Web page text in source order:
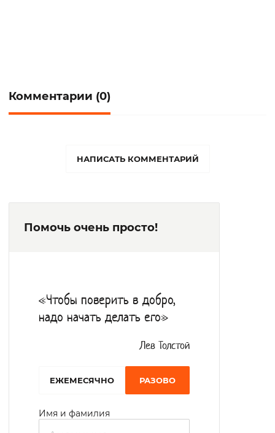
Комментарии (0)
НАПИСАТЬ КОММЕНТАРИЙ
Помочь очень просто!
«Чтобы поверить в добро,
надо начать делать его»
Лев Толстой
EЖЕМЕСЯЧНО РАЗОВО
Имя и фамилия